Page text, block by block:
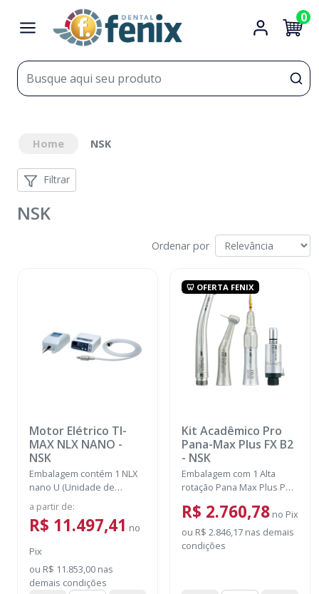
0
Home NSK
Filtrar
NSK
Ordenar por
Motor Elétrico TI-
MAX NLX NANO -
NSK
Embalagem contém 1 NLX
nano U (Unidade de
Controle), 1 NLX nano
(Micromotor), 1 NLX CD
(Cabo), 1 NLAC (Adaptador
a partir de:
R$ 11.497,41 no
Pix
ou R$ 11.853,00 nas
demais condições
🦷 OFERTA FENIX
Kit Acadêmico Pro
Pana-Max Plus FX B2
- NSK
Embalagem com 1 Alta
rotação Pana Max Plus PB +
Peça reta FX65 + Micro
motor FX205 e acompanha
1 Lubrificante Pana Spray
R$ 2.760,78 no Pix
ou R$ 2.846,17 nas demais
condições